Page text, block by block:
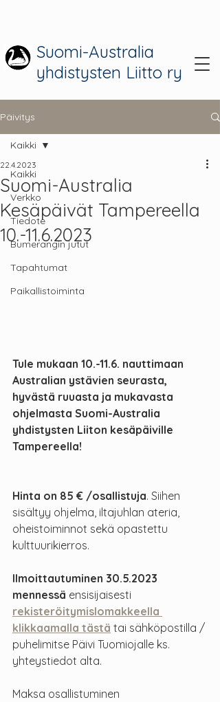
Suomi-Australia
yhdistysten Liitto ry
Päivitys
Kaikki
Verkko
Tiedote
Bumerangin jutut
Tapahtumat
Paikallistoiminta
Kaikki
Suomi-Australia
Kesäpäivät Tampereella
10.-11.6.2023
22.4.2023
Tule mukaan 10.-11.6. nauttimaan
Australian ystävien seurasta,
hyvästä ruuasta ja mukavasta
ohjelmasta Suomi-Australia
yhdistysten Liiton kesäpäiville
Tampereella!
Hinta on 85 € /osallistuja. Siihen
sisältyy ohjelma, iltajuhlan ateria,
oheistoiminnot sekä opastettu
kulttuurikierros.
Ilmoittautuminen 30.5.2023
mennessä ensisijaisesti
rekisteröitymislomakkeella
klikkaamalla tästä tai sähköpostilla /
puhelimitse Päivi Tuomiojalle ks.
yhteystiedot alta.
Maksa osallistuminen